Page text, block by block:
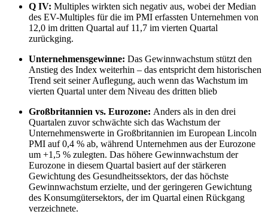
Q IV: Multiples wirkten sich negativ aus, wobei der Median
des EV-Multiples für die im PMI erfassten Unternehmen von
12,0 im dritten Quartal auf 11,7 im vierten Quartal
zurückging.
Unternehmensgewinne: Das Gewinnwachstum stützt den
Anstieg des Index weiterhin – das entspricht dem historischen
Trend seit seiner Auflegung, auch wenn das Wachstum im
vierten Quartal unter dem Niveau des dritten blieb
Großbritannien vs. Eurozone: Anders als in den drei
Quartalen zuvor schwächte sich das Wachstum der
Unternehmenswerte in Großbritannien im European Lincoln
PMI auf 0,4 % ab, während Unternehmen aus der Eurozone
um +1,5 % zulegten. Das höhere Gewinnwachstum der
Eurozone in diesem Quartal basiert auf der stärkeren
Gewichtung des Gesundheitssektors, der das höchste
Gewinnwachstum erzielte, und der geringeren Gewichtung
des Konsumgütersektors, der im Quartal einen Rückgang
verzeichnete.